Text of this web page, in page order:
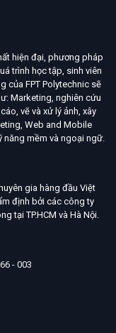
hiện đại, phương pháp
trình học tập, sinh viên
của FPT Polytechnic sẽ
Marketing, nghiên cứu
vẽ và xử lý ảnh, xây
Web and Mobile
mềm và ngoại ngữ.
gia hàng đầu Việt
định bởi các công ty
tại TP.HCM và Hà Nội.
- 003